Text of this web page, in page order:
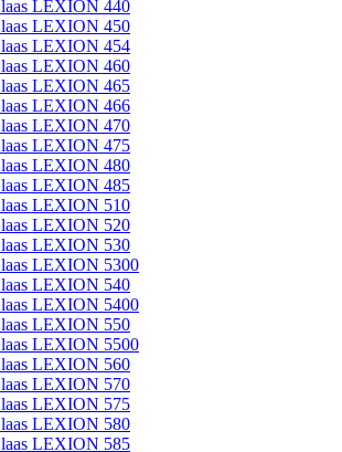
LEXION 440
LEXION 450
LEXION 454
LEXION 460
LEXION 465
LEXION 466
LEXION 470
LEXION 475
LEXION 480
LEXION 485
LEXION 510
LEXION 520
LEXION 530
LEXION 5300
LEXION 540
LEXION 5400
LEXION 550
LEXION 5500
LEXION 560
LEXION 570
LEXION 575
LEXION 580
LEXION 585